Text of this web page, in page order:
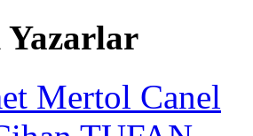
Mertol Canel